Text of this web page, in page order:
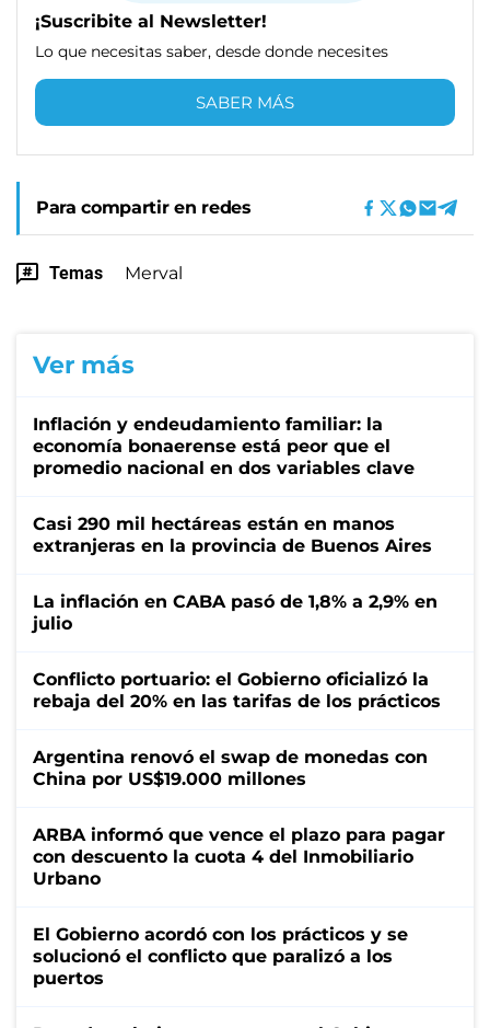
¡Suscribite al Newsletter!
Lo que necesitas saber, desde donde necesites
SABER MÁS
Para compartir en redes
Temas Merval
Ver más
Inflación y endeudamiento familiar: la
economía bonaerense está peor que el
promedio nacional en dos variables clave
Casi 290 mil hectáreas están en manos
extranjeras en la provincia de Buenos Aires
La inflación en CABA pasó de 1,8% a 2,9% en
julio
Conflicto portuario: el Gobierno oficializó la
rebaja del 20% en las tarifas de los prácticos
Argentina renovó el swap de monedas con
China por US$19.000 millones
ARBA informó que vence el plazo para pagar
con descuento la cuota 4 del Inmobiliario
Urbano
El Gobierno acordó con los prácticos y se
solucionó el conflicto que paralizó a los
puertos